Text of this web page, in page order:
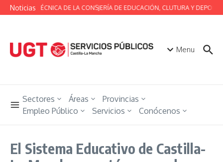
Saltar al contenido
Noticias
MESA TÉCNICA DE LA CONSJERÍA DE EDUCACIÓN, CLUTURA Y
Menu
Sectores Áreas
Provincias
Empleo Público
Servicios Conócenos
El Sistema Educativo de Castilla-